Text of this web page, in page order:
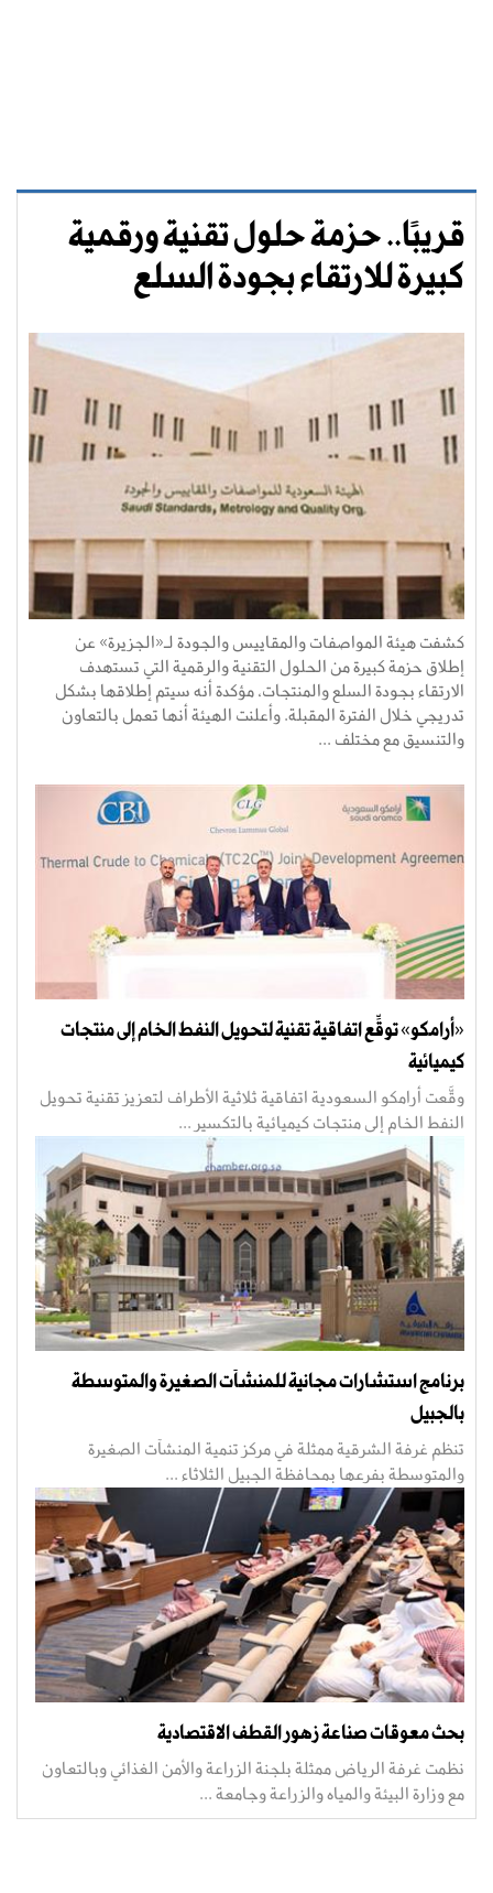
قريبًا.. حزمة حلول تقنية ورقمية
كبيرة للارتقاء بجودة السلع
كشفت هيئة المواصفات والمقاييس والجودة لـ«الجزيرة» عن
إطلاق حزمة كبيرة من الحلول التقنية والرقمية التي تستهدف
الارتقاء بجودة السلع والمنتجات، مؤكدة أنه سيتم إطلاقها بشكل
تدريجي خلال الفترة المقبلة. وأعلنت الهيئة أنها تعمل بالتعاون
والتنسيق مع مختلف ...
«أرامكو» توقِّع اتفاقية تقنية لتحويل النفط الخام إلى منتجات
كيميائية
وقَّعت أرامكو السعودية اتفاقية ثلاثية الأطراف لتعزيز تقنية تحويل
النفط الخام إلى منتجات كيميائية بالتكسير ...
برنامج استشارات مجانية للمنشآت الصغيرة والمتوسطة
بالجبيل
تنظم غرفة الشرقية ممثلة في مركز تنمية المنشآت الصغيرة
والمتوسطة بفرعها بمحافظة الجبيل الثلاثاء ...
بحث معوقات صناعة زهور القطف الاقتصادية
نظمت غرفة الرياض ممثلة بلجنة الزراعة والأمن الغذائي وبالتعاون
مع وزارة البيئة والمياه والزراعة وجامعة ...